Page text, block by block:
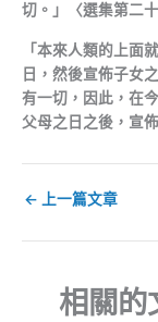
切。」〈選集第二
「本來人類的上面
日，然後宣佈子女
有一切，因此，在
父母之日之後，宣
← 上一篇文章
相關的